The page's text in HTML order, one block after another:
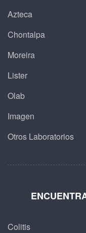
Azteca
Chontalpa
Moreira
Lister
Olab
Imagen
Otros Laboratorios
Colitis